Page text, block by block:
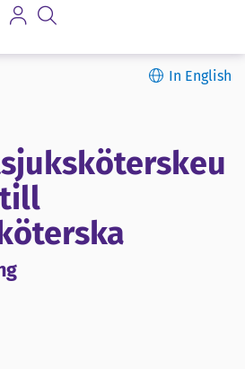
In English